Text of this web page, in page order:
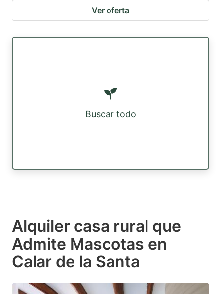
Ver oferta
Buscar todo
Alquiler casa rural que
Admite Mascotas en
Calar de la Santa